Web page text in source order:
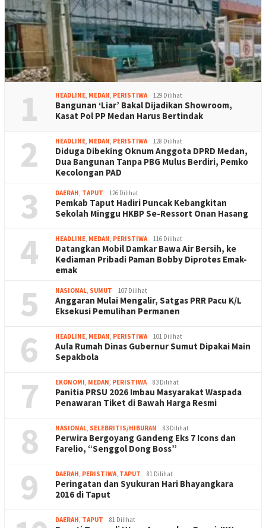
1 HEADLINE, MEDAN, PERISTIWA 129 Dilihat
Bangunan ‘Liar’ Bakal Dijadikan Showroom,
Kasat Pol PP Medan Harus Bertindak
2 HEADLINE, MEDAN, PERISTIWA 128 Dilihat
Diduga Dibeking Oknum Anggota DPRD Medan,
Dua Bangunan Tanpa PBG Mulus Berdiri, Pemko
Kecolongan PAD
3 DAERAH, TAPUT 126 Dilihat
Pemkab Taput Hadiri Puncak Kebangkitan
Sekolah Minggu HKBP Se-Ressort Onan Hasang
4 HEADLINE, MEDAN, PERISTIWA 116 Dilihat
Datangkan Mobil Damkar Bawa Air Bersih, ke
Kediaman Pribadi Paman Bobby Diprotes Emak-
emak
5 NASIONAL, SUMUT 107 Dilihat
Anggaran Mulai Mengalir, Satgas PRR Pacu K/L
Eksekusi Pemulihan Permanen
6 HEADLINE, MEDAN, PERISTIWA 101 Dilihat
Aula Rumah Dinas Gubernur Sumut Dipakai Main
Sepakbola
7 EKONOMI, MEDAN, PERISTIWA 83 Dilihat
Panitia PRSU 2026 Imbau Masyarakat Waspada
Penawaran Tiket di Bawah Harga Resmi
8 NASIONAL, SELEBRITIS/HIBURAN 83 Dilihat
Perwira Bergoyang Gandeng Eks 7 Icons dan
Farelio, “Senggol Dong Boss”
9 DAERAH, PERISTIWA, TAPUT 81 Dilihat
Peringatan dan Syukuran Hari Bhayangkara
2016 di Taput
DAERAH, TAPUT 81 Dilihat